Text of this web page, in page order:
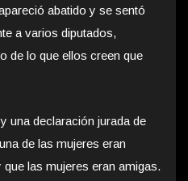
abatido y se sentó
a varios diputados,
de lo que ellos creen que
una declaración jurada de
de las mujeres eran
las mujeres eran amigas.